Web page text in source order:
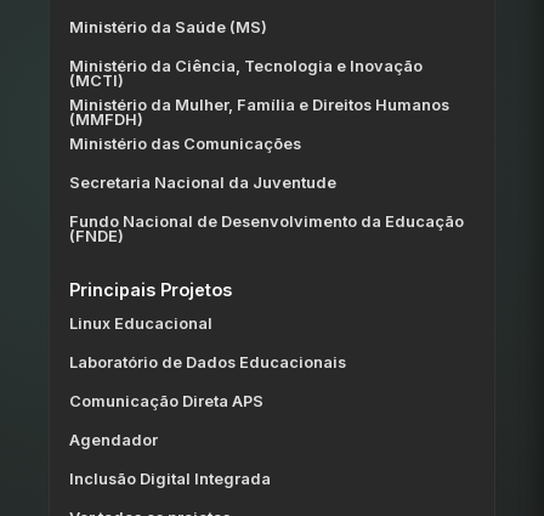
Ministério da Saúde (MS)
Ministério da Ciência, Tecnologia e Inovação
(MCTI)
Ministério da Mulher, Família e Direitos Humanos
(MMFDH)
Ministério das Comunicações
Secretaria Nacional da Juventude
Fundo Nacional de Desenvolvimento da Educação
(FNDE)
Principais Projetos
Linux Educacional
Laboratório de Dados Educacionais
Comunicação Direta APS
Agendador
Inclusão Digital Integrada